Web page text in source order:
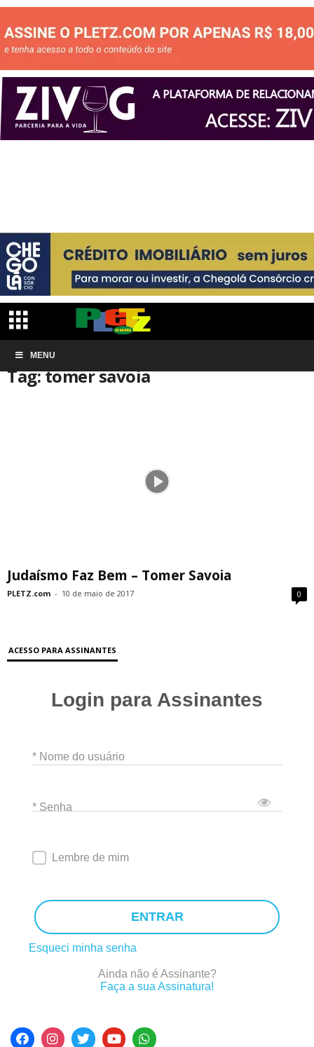
MENU
Início Tags
Tag: tomer savoia
Judaísmo Faz Bem – Tomer Savoia
PLETZ.com - 10 de maio de 2017 0
ACESSO PARA ASSINANTES
Login para Assinantes
* Nome do usuário
* Senha
Lembre de mim
ENTRAR
Esqueci minha senha
Ainda não é Assinante?
Faça a sua Assinatura!